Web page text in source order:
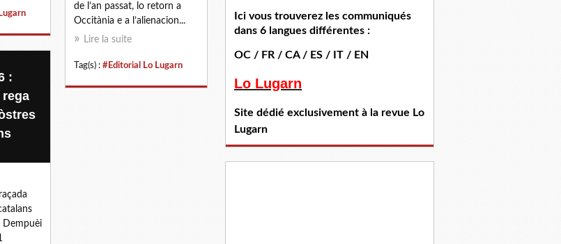
de l’an passat, lo retorn a
Occitània e a l’alienacion...
Lire la suite
Tag(s) : #Editorial Lo Lugarn
:
Dempuèi
Ici vous trouverez les communiqués
dans 6 langues différentes :
OC / FR / CA / ES / IT / EN
Lo Lugarn
Site dédié exclusivement à la revue Lo
Lugarn